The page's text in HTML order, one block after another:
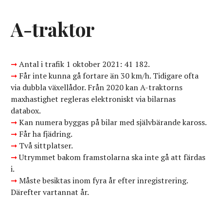
A-traktor
➞Antal i trafik 1 oktober 2021: 41 182.
➞ Får inte kunna gå fortare än 30 km/h. Tidigare ofta
via dubbla växellådor. Från 2020 kan A-traktorns
maxhastighet regleras elektroniskt via bilarnas
databox.
➞Kan numera byggas på bilar med självbärande kaross.
➞ Får ha fjädring.
➞ Två sittplatser.
➞Utrymmet bakom framstolarna ska inte gå att färdas
i.
➞Måste besiktas inom fyra år efter inregistrering.
Därefter vartannat år.